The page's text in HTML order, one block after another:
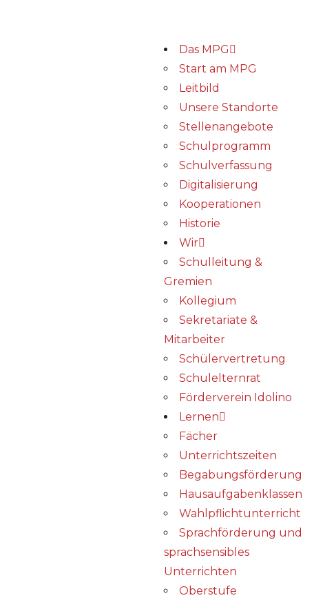
Das MPG
Start am MPG
Leitbild
Unsere Standorte
Stellenangebote
Schulprogramm
Schulverfassung
Digitalisierung
Kooperationen
Historie
Wir
Schulleitung &
Gremien
Kollegium
Sekretariate &
Mitarbeiter
Schülervertretung
Schulelternrat
Förderverein Idolino
Lernen
Fächer
Unterrichtszeiten
Begabungs­förderung
Hausaufgabenklassen
Wahlpflichtunterricht
Sprachförderung und
sprachsensibles
Unterrichten
Oberstufe